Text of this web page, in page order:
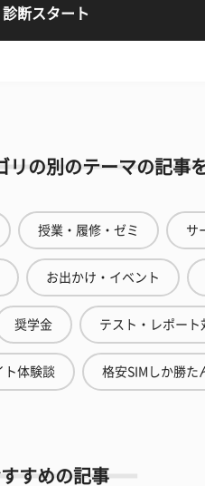
診断スタート
リの別のテーマの記事
授業・履修・ゼミ サ
お出かけ・イベント
奨学金 テスト・レポート
ト体験談 格安SIMしか勝た
すめの記事